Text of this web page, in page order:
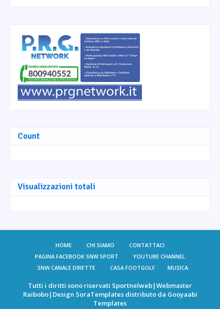
Count
Visualizzazioni totali
HOME CHI SIAMO
CONTATTACI
PAGINA FACEBOOK SNW SPORT
YOUTUBE CHANNEL
SNW CANALE DIRETTE
CASA FOOTGOLF MUSICA
Tutti i diritti sono riservati Sportnelweb|Webmaster
Raibobo|Design SoraTemplatesdistributo da Gooyaabi
Templates